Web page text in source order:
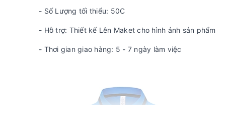
- Số Lượng tối thiểu: 50C
- Hỗ trợ: Thiết kế Lên Maket cho hình ảnh sản phẩm
- Thơi gian giao hàng: 5 - 7 ngày làm việc